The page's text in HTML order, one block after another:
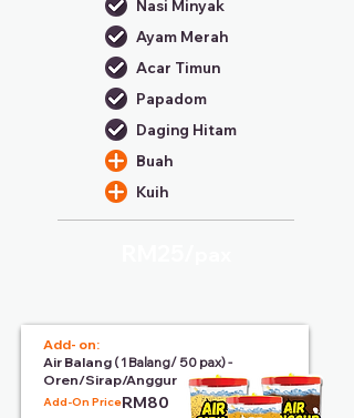
Nasi Minyak
Ayam Merah
Acar Timun
Papadom
Daging Hitam
Buah
Kuih
Add- on:
Air Balang ( 1 Balang/ 50 pax) -
Oren/Sirap/Anggur
Add-On Price:RM80